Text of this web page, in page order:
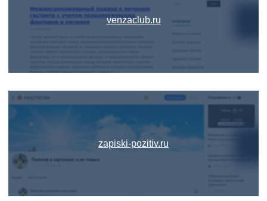
venzaclub.ru
zapiski-pozitiv.ru